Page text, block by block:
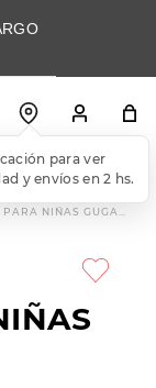
para ver
y envíos en 2 hs.
NIÑAS GUGA
MÁS